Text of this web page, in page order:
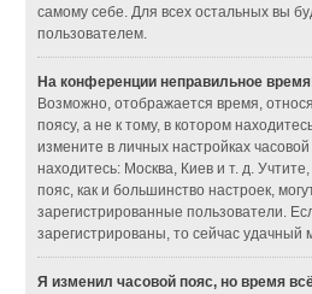
самому себе. Для всех остальных вы
пользователем.
На конференции неправильное
Возможно, отображается время,
поясу, а не к тому, в котором
измените в личных настройках
находитесь: Москва, Киев и т. д.
пояс, как и большинство настроек,
зарегистрированные пользователи.
зарегистрированы, то сейчас удачный
Я изменил часовой пояс, но время